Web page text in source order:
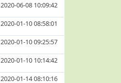
2020-06-08 10:09:42
2020-01-10 08:58:01
2020-01-10 09:25:57
2020-01-10 10:14:42
2020-01-14 08:10:16